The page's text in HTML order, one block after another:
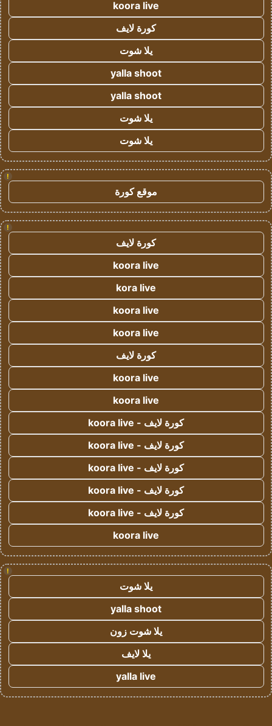
koora live
كورة لايف
يلا شوت
yalla shoot
yalla shoot
يلا شوت
يلا شوت
!
موقع كورة
!
كورة لايف
koora live
kora live
koora live
koora live
كورة لايف
koora live
koora live
كورة لايف - koora live
كورة لايف - koora live
كورة لايف - koora live
كورة لايف - koora live
كورة لايف - koora live
koora live
!
يلا شوت
yalla shoot
يلا شوت زون
يلا لايف
yalla live